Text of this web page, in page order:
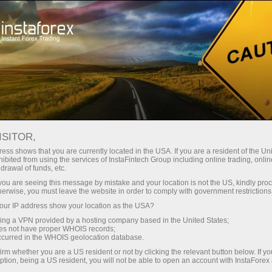
InstaForex-এর সাথে থেকে আপনি সত্যিকারের
লিভারেজ, মার্কেটের সেরা স্প্রেড ও কমিশন এবং
স্টক ও ইনডেক্স ট্রেডিংয়ের জন্য সুবিধাজনক
শর্তাবলী।
স্বল্প
প্রতিটি ডিপোজিটে
30% বোনাস
গতির
পরিচয় ট্রেডিংয়ে এবং হাইওয়েতে পাওয়া যায়
shows that you are currently located in the USA. If you are a resident of the
from using the services of InstaFintech Group including online trading,
of funds, etc.
are seeing this message by mistake and your location is not the US, kindly
you must leave the website in order to comply with government
IP address show your location as the USA?
a VPN provided by a hosting company based in the United States;
not have proper WHOIS records;
in the WHOIS geolocation database.
whether you are a US resident or not by clicking the relevant button below. If
being a US resident, you will not be able to open an account with InstaForex